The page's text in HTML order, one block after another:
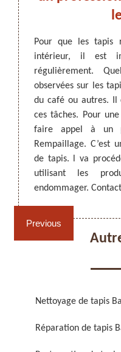
ARTISAN
CANNAGE -
Rempaillage fauteuil,
chaises et sièges 59
Previous
au-
il est
une
un
vous
les
un
Pour que les tapis
intérieur, il est
régulièrement.
observées sur les
du café ou autres. Il
ces tâches. Pour
faire appel à un
Rempaillage. C’est
de tapis. l va
utilisant les
endommager.
Nettoyage de tapis
Réparation de tapis